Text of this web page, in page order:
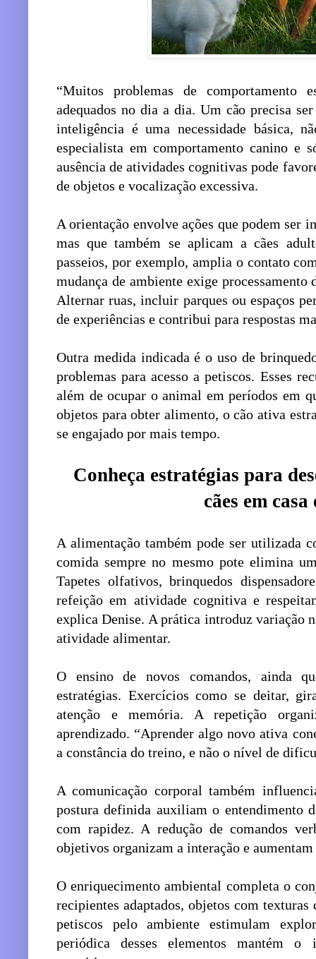
“Muitos problemas de comportamento
adequados no dia a dia. Um cão precisa
inteligência é uma necessidade básica,
especialista em comportamento canino e
ausência de atividades cognitivas pode
de objetos e vocalização excessiva.
A orientação envolve ações que podem ser
mas que também se aplicam a cães
passeios, por exemplo, amplia o contato
mudança de ambiente exige processamento
Alternar ruas, incluir parques ou espaços
de experiências e contribui para respostas
Outra medida indicada é o uso de
problemas para acesso a petiscos. Esses
além de ocupar o animal em períodos em
objetos para obter alimento, o cão ativa
se engajado por mais tempo.
Conheça estratégias para
cães em
A alimentação também pode ser utilizada
comida sempre no mesmo pote elimina
Tapetes olfativos, brinquedos
refeição em atividade cognitiva e
explica Denise. A prática introduz variação
atividade alimentar.
O ensino de novos comandos, ainda
estratégias. Exercícios como se deitar,
atenção e memória. A repetição
aprendizado. “Aprender algo novo ativa
a constância do treino, e não o nível de
A comunicação corporal também
postura definida auxiliam o entendimento
com rapidez. A redução de comandos
objetivos organizam a interação e
O enriquecimento ambiental completa o
recipientes adaptados, objetos com
petiscos pelo ambiente estimulam
periódica desses elementos mantém o